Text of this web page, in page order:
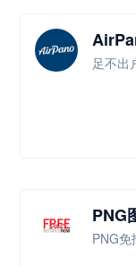
足不出
PNG
PNG免